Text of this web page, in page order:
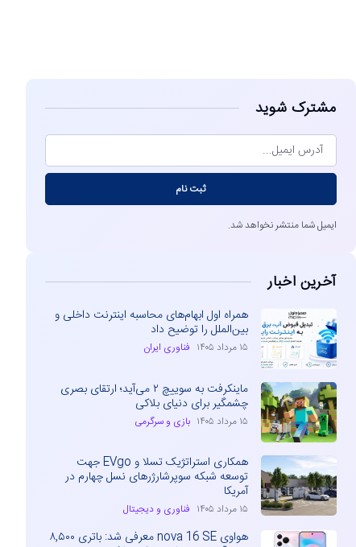
مشترک شوید
ثبت نام
ایمیل شما منتشر نخواهد شد.
آخرین اخبار
همراه اول ابهام‌های محاسبه اینترنت داخلی و
بین‌الملل را توضیح داد
۱۵ مرداد ۱۴۰۵ فناوری ایران
ماینکرفت به سوییچ ۲ می‌آید؛ ارتقای بصری
چشمگیر برای دنیای بلاکی
۱۵ مرداد ۱۴۰۵ بازی و سرگرمی
همکاری استراتژیک تسلا و EVgo جهت
توسعه شبکه سوپرشارژرهای نسل چهارم در
آمریکا
۱۵ مرداد ۱۴۰۵ فناوری و دیجیتال
هواوی nova 16 SE معرفی شد: باتری ۸,۵۰۰